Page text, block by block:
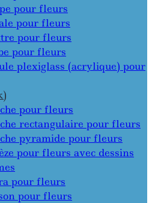
pour fleurs
pour fleurs
pour fleurs
pour fleurs
plexiglass (acrylique) pour
pour fleurs
rectangulaire pour fleurs
pyramide pour fleurs
pour fleurs avec dessins
pour fleurs
pour fleurs